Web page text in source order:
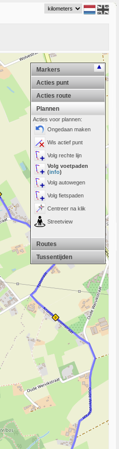
Markers
Acties punt
Acties route
Plannen
Acties voor plannen:
Ongedaan maken
Wis actief punt
Volg rechte lijn
Volg voetpaden
(info)
Volg autowegen
Volg fietspaden
Centreer na klik
Streetview
Routes
Tussentijden